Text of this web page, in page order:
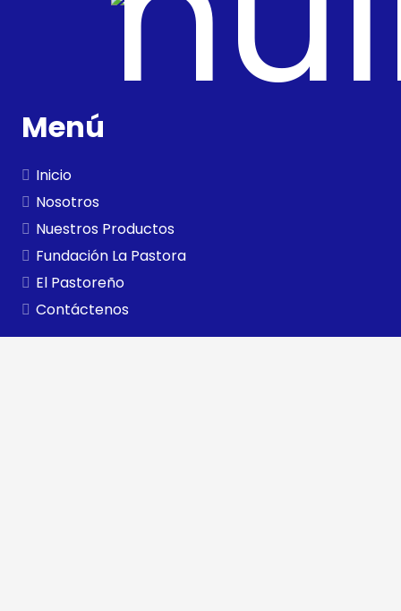
Menú
Inicio
Nosotros
Nuestros Productos
Fundación La Pastora
El Pastoreño
Contáctenos